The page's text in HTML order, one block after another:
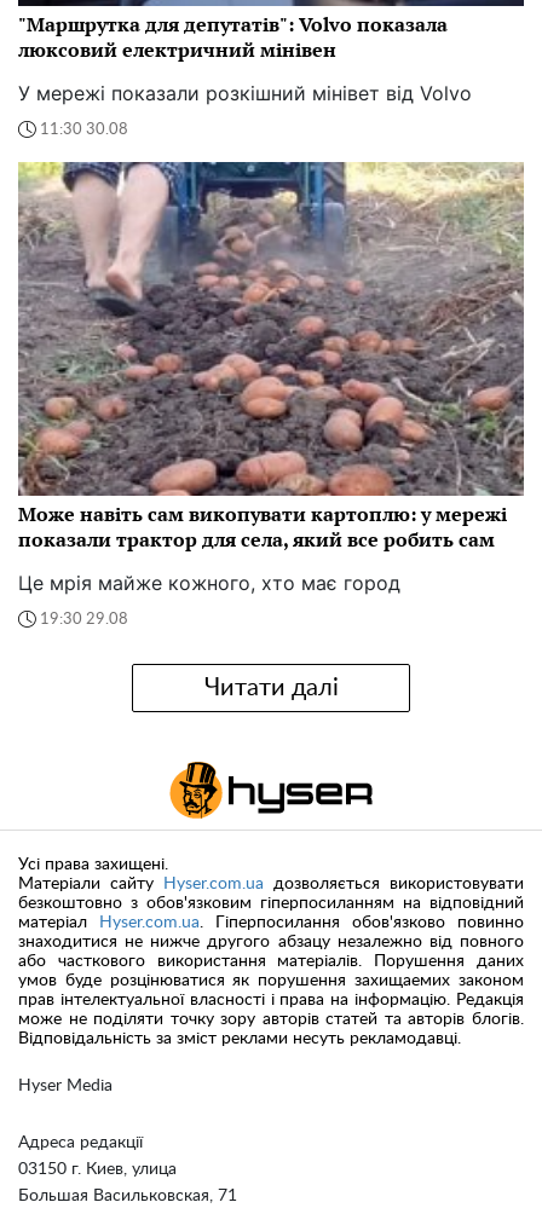
"Маршрутка для депутатів": Volvo показала
люксовий електричний мінівен
У мережі показали розкішний мінівет від Volvo
11:30 30.08
Може навіть сам викопувати картоплю: у мережі
показали трактор для села, який все робить сам
Це мрія майже кожного, хто має город
19:30 29.08
Читати далі
Hyser Media
Адреса редакції
03150 г. Киев, улица
Большая Васильковская, 71
Усі права захищені.
Матеріали сайту
Hyser.com.ua дозволяється використовувати
безкоштовно з обов'язковим гіперпосиланням на відповідний
матеріал
Hyser.com.ua. Гіперпосилання обов'язково повинно
знаходитися не нижче другого абзацу незалежно від повного
або часткового використання матеріалів. Порушення даних
умов буде розцінюватися як порушення захищаемих законом
прав інтелектуальної власності і права на інформацію. Редакція
може не поділяти точку зору авторів статей та авторів блогів.
Відповідальність за зміст реклами несуть рекламодавці.